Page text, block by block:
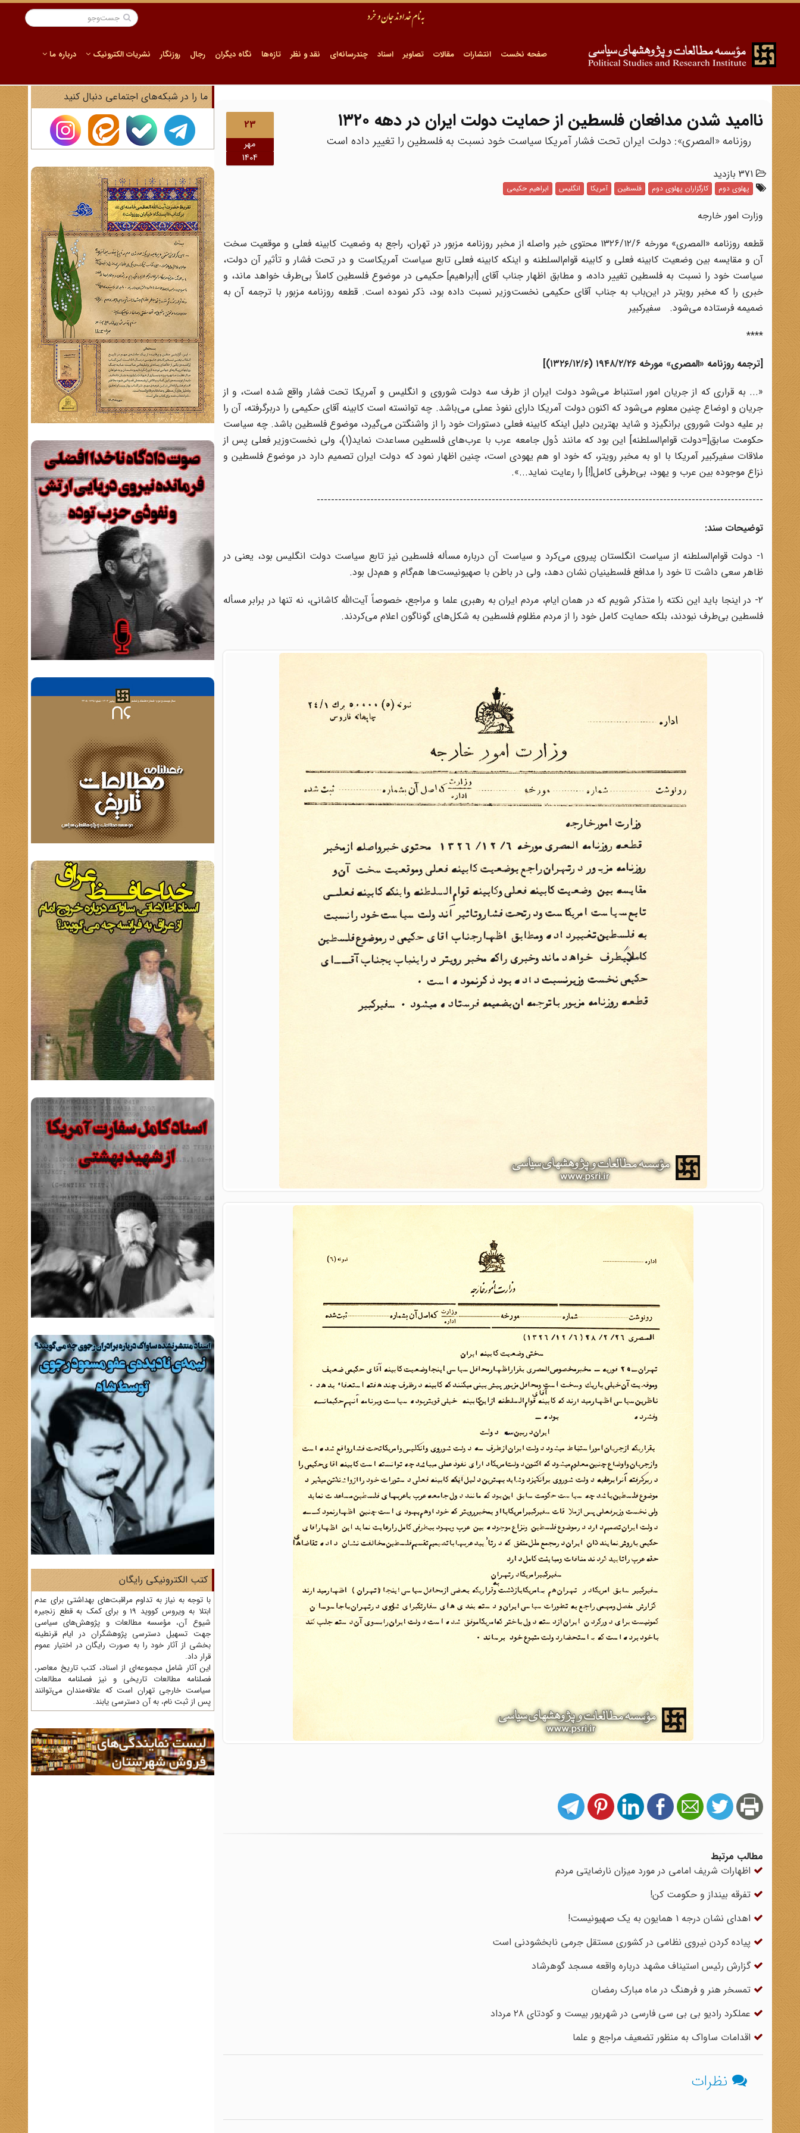
صفحه نخست انتشارات مقالات تصاویر اسناد چندرسانه‌ای نقد و نظر تازه‌ها نگاه دیگران رجال روزنگار نشریات الکترونیک درباره ما
23
مهر
1404
ناامید شدن مدافعان فلسطین از حمایت دولت ایران در دهه ۱۳۲۰
روزنامه «المصری»: دولت ایران تحت فشار آمریکا سیاست خود نسبت به فلسطین را تغییر داده است
پهلوی دوم کارگزاران پهلوی دوم فلسطین آمریکا انگلیس ابراهیم حکیمی
وزارت امور خارجه
قطعه روزنامه «المصری» مورخه ۱۳۲۶/۱۲/۶ محتوی خبر واصله از مخبر روزنامه مزبور در تهران، راجع به وضعیت کابینه فعلی و موقعیت سخت
آن و مقایسه بین وضعیت کابینه فعلی و کابینه قوام‌السلطنه و اینکه کابینه فعلی تابع سیاست آمریکاست و در تحت فشار و تأثیر آن دولت،
سیاست خود را نسبت به فلسطین تغییر داده، و مطابق اظهار جناب آقای [ابراهیم] حکیمی در موضوع فلسطین کاملاً بی‌طرف خواهد ماند، و
خبری را که مخبر رویتر در این‌باب به جناب آقای حکیمی نخست‌وزیر نسبت داده بود، ذکر نموده است. قطعه روزنامه مزبور با ترجمه آن به
ضمیمه فرستاده می‌شود. سفیرکبیر
****
[ترجمه روزنامه «المصری» مورخه ۱۹۴۸/۲/۲۶ (۱۳۲۶/۱۲/۶)]
«... به قراری که از جریان امور استنباط می‌شود دولت ایران از طرف سه دولت شوروی و انگلیس و آمریکا تحت فشار واقع شده است، و از
جریان و اوضاع چنین معلوم می‌شود که اکنون دولت آمریکا دارای نفوذ عملی می‌باشد. چه توانسته است کابینه آقای حکیمی را دربرگرفته، آن را
بر علیه دولت شوروی برانگیزد و شاید بهترین دلیل اینکه کابینه فعلی دستورات خود را از واشنگتن می‌گیرد، موضوع فلسطین باشد. چه سیاست
حکومت سابق[=دولت قوام‌السلطنه] این بود که مانند دُول جامعه عرب با عرب‌های فلسطین مساعدت نماید(۱)، ولی نخست‌وزیر فعلی پس از
ملاقات سفیرکبیر آمریکا با او به مخبر رویتر، که خود او هم یهودی است، چنین اظهار نمود که دولت ایران تصمیم دارد در موضوع فلسطین و
نزاع موجوده بین عرب و یهود، بی‌طرفی کامل[!] را رعایت نماید...».
-----------------------------------------------------------------------------------------------------------------------------
توضیحات سند:
۱- دولت قوام‌السلطنه از سیاست انگلستان پیروی می‌کرد و سیاست آن درباره مسأله فلسطین نیز تابع سیاست دولت انگلیس بود، یعنی در
ظاهر سعی داشت تا خود را مدافع فلسطینیان نشان دهد، ولی در باطن با صهیونیست‌ها هم‌گام و هم‌دل بود.
۲- در اینجا باید این نکته را متذکر شویم که در همان ایام، مردم ایران به رهبری علما و مراجع، خصوصاً آیت‌الله کاشانی، نه تنها در برابر مسأله
فلسطین بی‌طرف نبودند، بلکه حمایت کامل خود را از مردم مظلوم فلسطین به شکل‌های گوناگون اعلام می‌کردند.
مطالب مرتبط
اظهارات شریف امامی در مورد میزان نارضایتی مردم
تفرقه بینداز و حکومت کن!
اهدای نشان درجه ۱ همایون به یک صهیونیست!
پیاده کردن نیروی نظامی در کشوری مستقل جرمی نابخشودنی است
گزارش رئیس استیناف مشهد درباره واقعه مسجد گوهرشاد
تمسخر هنر و فرهنگ در ماه مبارک رمضان
عملکرد رادیو بی بی سی فارسی در شهریور بیست و کودتای ۲۸ مرداد
اقدامات ساواک به منظور تضعیف مراجع و علما
نظرات
ما را در شبکه‌های اجتماعی دنبال کنید
کتب الکترونیکی رایگان
با توجه به نیاز به تداوم مراقبت‌های بهداشتی برای عدم
ابتلا به ویروس کووید 19 و برای کمک به قطع زنجیره
شیوع آن، مؤسسه مطالعات و پژوهش‌های سیاسی
جهت تسهیل دسترسی پژوهشگران در ایام قرنطینه
بخشی از آثار خود را به صورت رایگان در اختیار عموم
قرار داد.
این آثار شامل مجموعه‌ای از اسناد، کتب تاریخ معاصر،
فصلنامه‌ مطالعات تاریخی و نیز فصلنامه مطالعات
سیاست خارجی تهران است که علاقه‌مندان می‌توانند
پس از ثبت نام، به آن دسترسی یابند.